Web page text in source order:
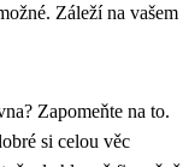
Záleží na vašem
Zapomeňte na to.
si celou věc